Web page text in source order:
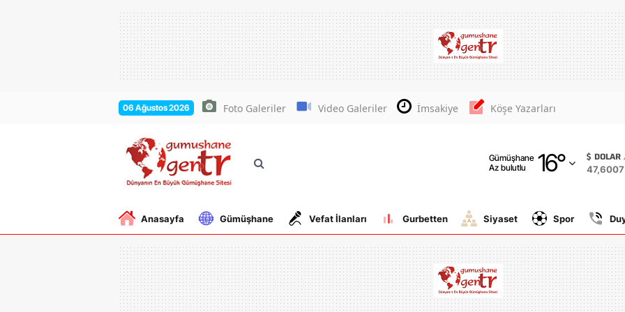
06 Ağustos 2026 Foto Galeriler Video Galeriler İmsakiye Köşe Yazarları
Gümüşhane
Az bulutlu
16°
Adana
Adıyaman
Amasya
Antalya
Aydın
Balıkesir
DOLAR
47,6007
Anasayfa Gümüşhane Vefat İlanları Gurbetten Siyaset Spor